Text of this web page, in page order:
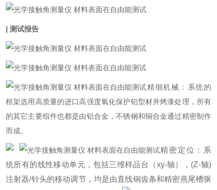
| 测试报告
精细机械：系统的
框架选用高质量的进口高强度氧化保护铝型材并烤漆处理，所有
的其它主要组件也都是由铝合金，不锈钢和铜合金通过精密制作
而成。
精密定位：系
统所有的线性移动单元，包括三维样品台（xy-轴），(Z-轴)
注射器/针头的移动调节，均是由直线铜齿条和精密燕尾槽驱